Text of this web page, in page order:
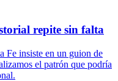
repite sin falta
Fe insiste en un guion de
el patrón que podría